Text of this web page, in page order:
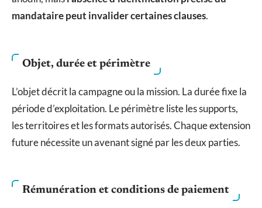
mandataire peut invalider certaines clauses.
Objet, durée et périmètre
L’objet décrit la campagne ou la mission. La durée fixe la
période d’exploitation. Le périmètre liste les supports,
les territoires et les formats autorisés. Chaque extension
future nécessite un avenant signé par les deux parties.
Rémunération et conditions de paiement